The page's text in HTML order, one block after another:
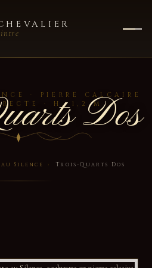
· PIERRE CALCAIRE
· H. 1,2 MDos
Silence › Trois-Quarts Dos